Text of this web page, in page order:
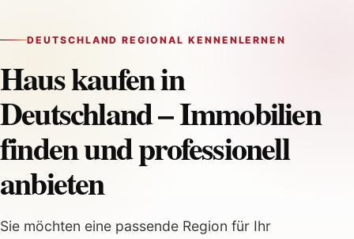
DEUTSCHLAND REGIONAL KENNENLERNEN
Haus kaufen in
Deutschland – Immobilien
finden und professionell
anbieten
Sie möchten eine passende Region für Ihr